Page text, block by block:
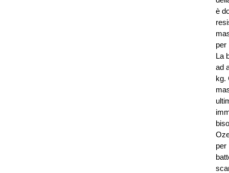
è
per
La
ad
kg.
per